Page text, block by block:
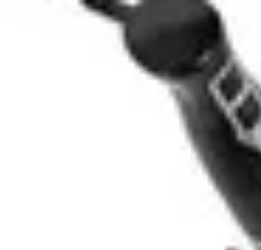
Cuisine Ustensiles
Astuces et Conseils
Couteaux & Coupe
Cuisine Ustensiles